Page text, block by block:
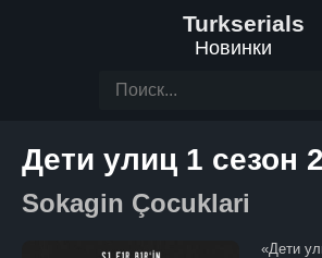
Turkserials
Новинки
Дети улиц 1 сезон
Sokagin Çocuklari
«Дети